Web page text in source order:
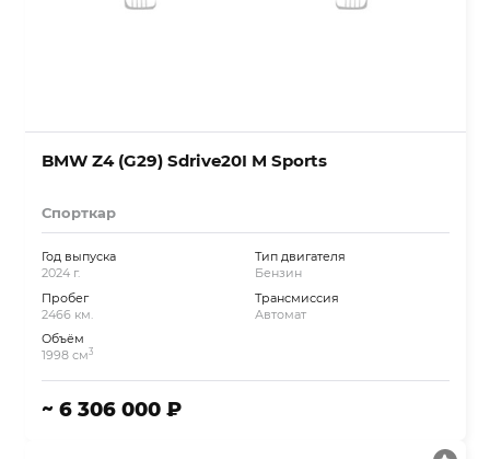
BMW Z4 (G29) Sdrive20I M Sports
Спорткар
Год выпуска
2024 г.
Пробег
2466 км.
Объём
1998 см3
Тип двигателя
Бензин
Трансмиссия
Автомат
~ 6 306 000 ₽